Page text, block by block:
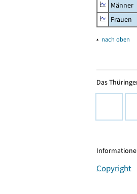
Männer
Frauen
▴ nach oben
Das
Copyright